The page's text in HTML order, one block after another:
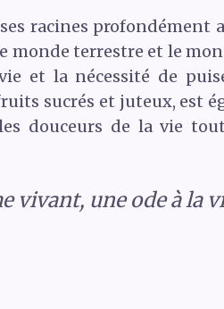
racines profondément
monde terrestre et le
et la nécessité de
sucrés et juteux, est
douceurs de la vie
vivant, une ode à la